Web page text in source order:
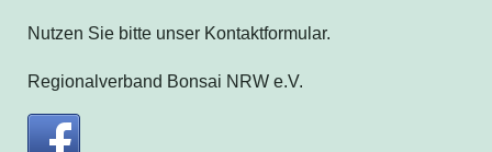
Nutzen Sie bitte unser Kontaktformular.
Regionalverband Bonsai NRW e.V.